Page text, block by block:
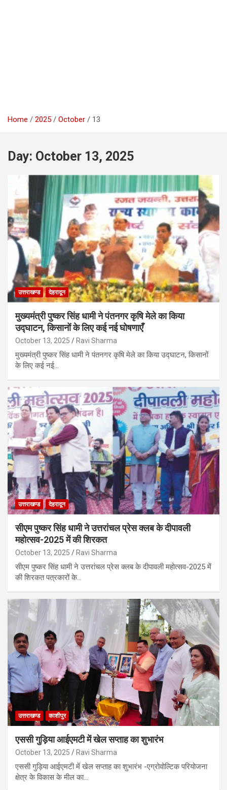
Home 2025 October 13
Day: October 13, 2025
उत्तराखण्ड देहरादून
मुख्यमंत्री पुष्कर सिंह धामी ने पंतनगर कृषि मेले का किया
उद्घाटन, किसानों के लिए कई नई घोषणाएँ
October 13, 2025 Ravi Sharma
मुख्यमंत्री पुष्कर सिंह धामी ने पंतनगर कृषि मेले का किया उद्घाटन, किसानों
के लिए कई नई…
उत्तराखण्ड देहरादून
सीएम पुष्कर सिंह धामी ने उत्तरांचल प्रेस क्लब के दीपावली
महोत्सव-2025 में की शिरकत
October 13, 2025 Ravi Sharma
सीएम पुष्कर सिंह धामी ने उत्तरांचल प्रेस क्लब के दीपावली महोत्सव-2025 में
की शिरकत पत्रकारों के…
उत्तराखण्ड काशीपुर
एससी गुड़िया आईएमटी में खेल सप्ताह का शुभारंभ
October 13, 2025 Ravi Sharma
एससी गुड़िया आईएमटी में खेल सप्ताह का शुभारंभ -एग्रोवोल्टिक परियोजना
क्षेत्र के विकास के मील का…